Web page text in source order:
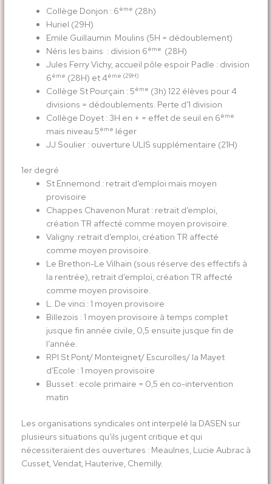
Collège Donjon : 6ème (28h)
Huriel (29H)
Emile Guillaumin Moulins (5H = dédoublement)
Néris les bains : division 6ème (28H)
Jules Ferry Vichy, accueil pôle espoir Padle : division
6ème (28H) et 4ème (29H)
Collège St Pourçain : 5ème (3h) 122 élèves pour 4
divisions = dédoublements. Perte d’1 division
Collège Doyet : 3H en + = effet de seuil en 6ème
mais niveau 5ème léger
JJ Soulier : ouverture ULIS supplémentaire (21H)
1er degré
St Ennemond : retrait d’emploi mais moyen
provisoire
Chappes Chavenon Murat : retrait d’emploi,
création TR affecté comme moyen provisoire.
Valigny :retrait d’emploi, création TR affecté
comme moyen provisoire.
Le Brethon-Le Vilhain (sous réserve des effectifs à
la rentrée), retrait d’emploi, création TR affecté
comme moyen provisoire.
L. De vinci : 1 moyen provisoire
Billezois : 1 moyen provisoire à temps complet
jusque fin année civile, 0,5 ensuite jusque fin de
l’année.
RPI St Pont/ Monteignet/ Escurolles/ la Mayet
d’Ecole : 1 moyen provisoire
Busset : ecole primaire = 0,5 en co-intervention
matin
Les organisations syndicales ont interpelé la DASEN sur
plusieurs situations qu’ils jugent critique et qui
nécessiteraient des ouvertures : Meaulnes, Lucie Aubrac à
Cusset, Vendat, Hauterive, Chemilly.